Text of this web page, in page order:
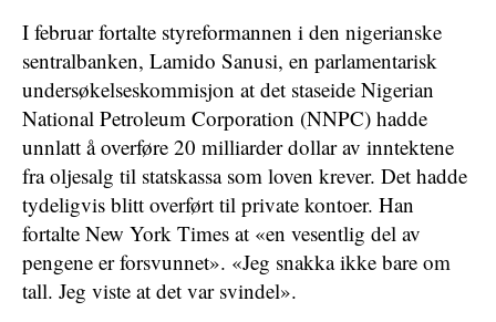
I februar fortalte styreformannen i den nigerianske
sentralbanken, Lamido Sanusi, en parlamentarisk
undersøkelseskommisjon at det staseide Nigerian
National Petroleum Corporation (NNPC) hadde
unnlatt å overføre 20 milliarder dollar av inntektene
fra oljesalg til statskassa som loven krever. Det hadde
tydeligvis blitt overført til private kontoer. Han
fortalte New York Times at «en vesentlig del av
pengene er forsvunnet». «Jeg snakka ikke bare om
tall. Jeg viste at det var svindel».